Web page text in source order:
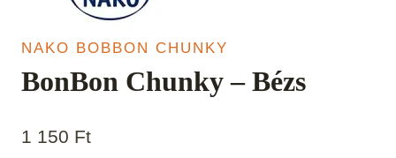
NAKO BOBBON CHUNKY
BonBon Chunky – Bézs
1 150 Ft